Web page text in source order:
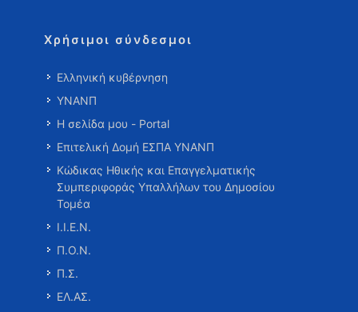
Χρήσιμοι σύνδεσμοι
Ελληνική κυβέρνηση
ΥΝΑΝΠ
Η σελίδα μου - Portal
Επιτελική Δομή ΕΣΠΑ ΥΝΑΝΠ
Κώδικας Ηθικής και Επαγγελματικής
Συμπεριφοράς Υπαλλήλων του Δημοσίου
Τομέα
Ι.Ι.Ε.Ν.
Π.Ο.Ν.
Π.Σ.
ΕΛ.ΑΣ.